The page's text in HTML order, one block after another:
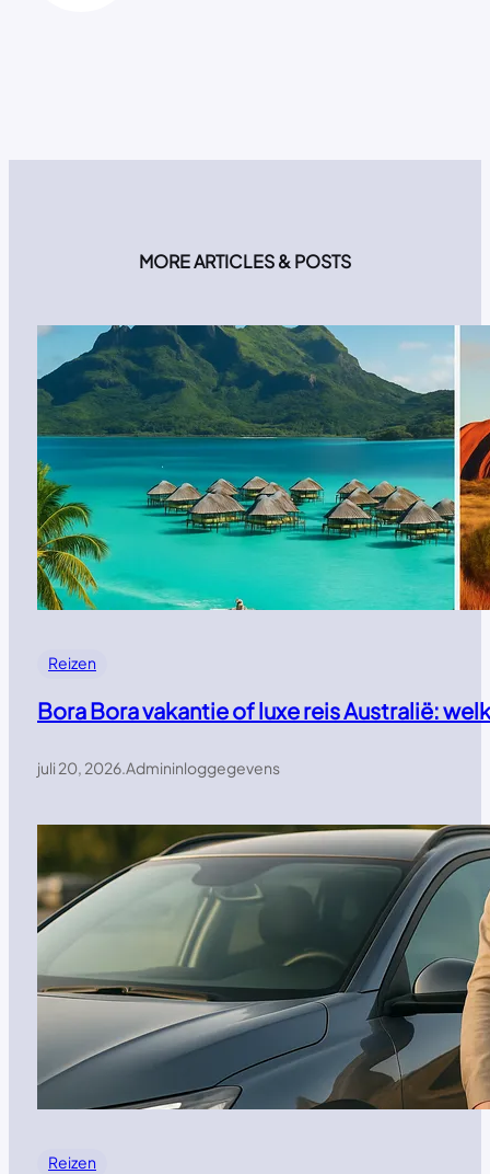
MORE ARTICLES & POSTS
Reizen
Bora Bora vakantie of luxe reis Australië:
juli 20, 2026.Admininloggegevens
Reizen